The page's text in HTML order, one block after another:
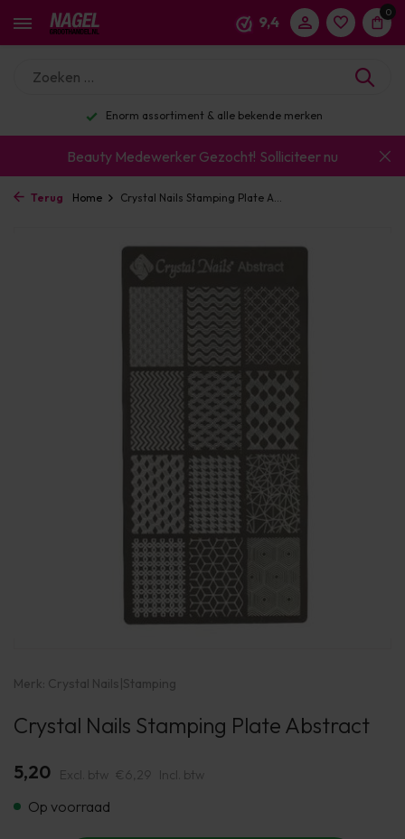
9,4
0
Enorm assortiment & alle bekende merken
Beauty Medewerker Gezocht! Solliciteer nu
Terug Home Crystal Nails Stamping Plate A...
Merk: Crystal Nails|Stamping
Crystal Nails Stamping Plate Abstract
5,20 Excl. btw €6,29 Incl. btw
Op voorraad